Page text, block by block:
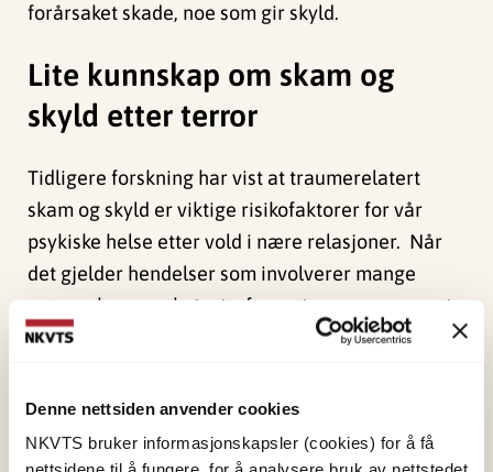
Denne nettsiden anvender cookies
NKVTS bruker informasjonskapsler (cookies) for å få
forårsaket skade, noe som gir skyld.
Lite kunnskap om skam og
skyld etter terror
Tidligere forskning har vist at traumerelatert
skam og skyld er viktige risikofaktorer for vår
psykiske helse etter vold i nære relasjoner. Når
det gjelder hendelser som involverer mange
mennesker, som katastrofer og terrorangrep, vet
vi fra tidligere forskning lite om hvordan skam og
En særskilt påkjenning